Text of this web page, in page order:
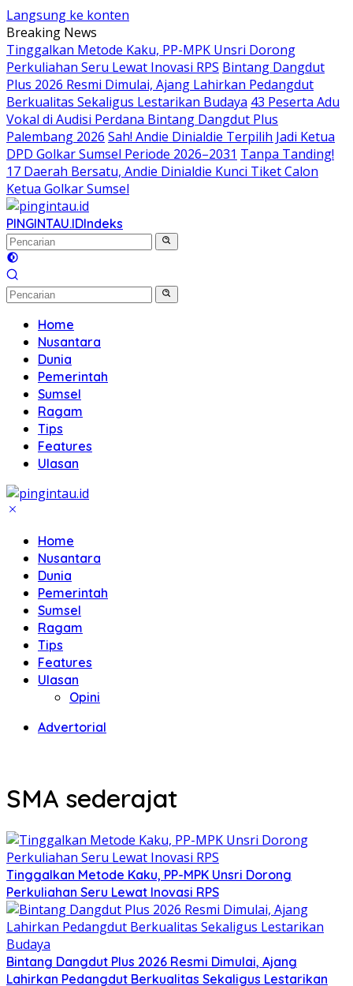
Langsung ke konten
Breaking News
Tinggalkan Metode Kaku, PP-MPK Unsri Dorong
Perkuliahan Seru Lewat Inovasi RPS Bintang Dangdut
Plus 2026 Resmi Dimulai, Ajang Lahirkan Pedangdut
Berkualitas Sekaligus Lestarikan Budaya 43 Peserta Adu
Vokal di Audisi Perdana Bintang Dangdut Plus
Palembang 2026 Sah! Andie Dinialdie Terpilih Jadi Ketua
DPD Golkar Sumsel Periode 2026–2031 Tanpa Tanding!
17 Daerah Bersatu, Andie Dinialdie Kunci Tiket Calon
Ketua Golkar Sumsel
PINGINTAU.IDIndeks
Home
Nusantara
Dunia
Pemerintah
Sumsel
Ragam
Tips
Features
Ulasan
Home
Nusantara
Dunia
Pemerintah
Sumsel
Ragam
Tips
Features
Ulasan
Opini
Advertorial
SMA sederajat
Tinggalkan Metode Kaku, PP-MPK Unsri Dorong
Perkuliahan Seru Lewat Inovasi RPS
Bintang Dangdut Plus 2026 Resmi Dimulai, Ajang
Lahirkan Pedangdut Berkualitas Sekaligus Lestarikan